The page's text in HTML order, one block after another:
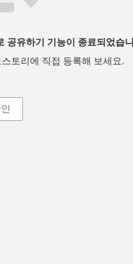
공유하기 기능이 종료되었습
토리에 직접 등록해 보세요.